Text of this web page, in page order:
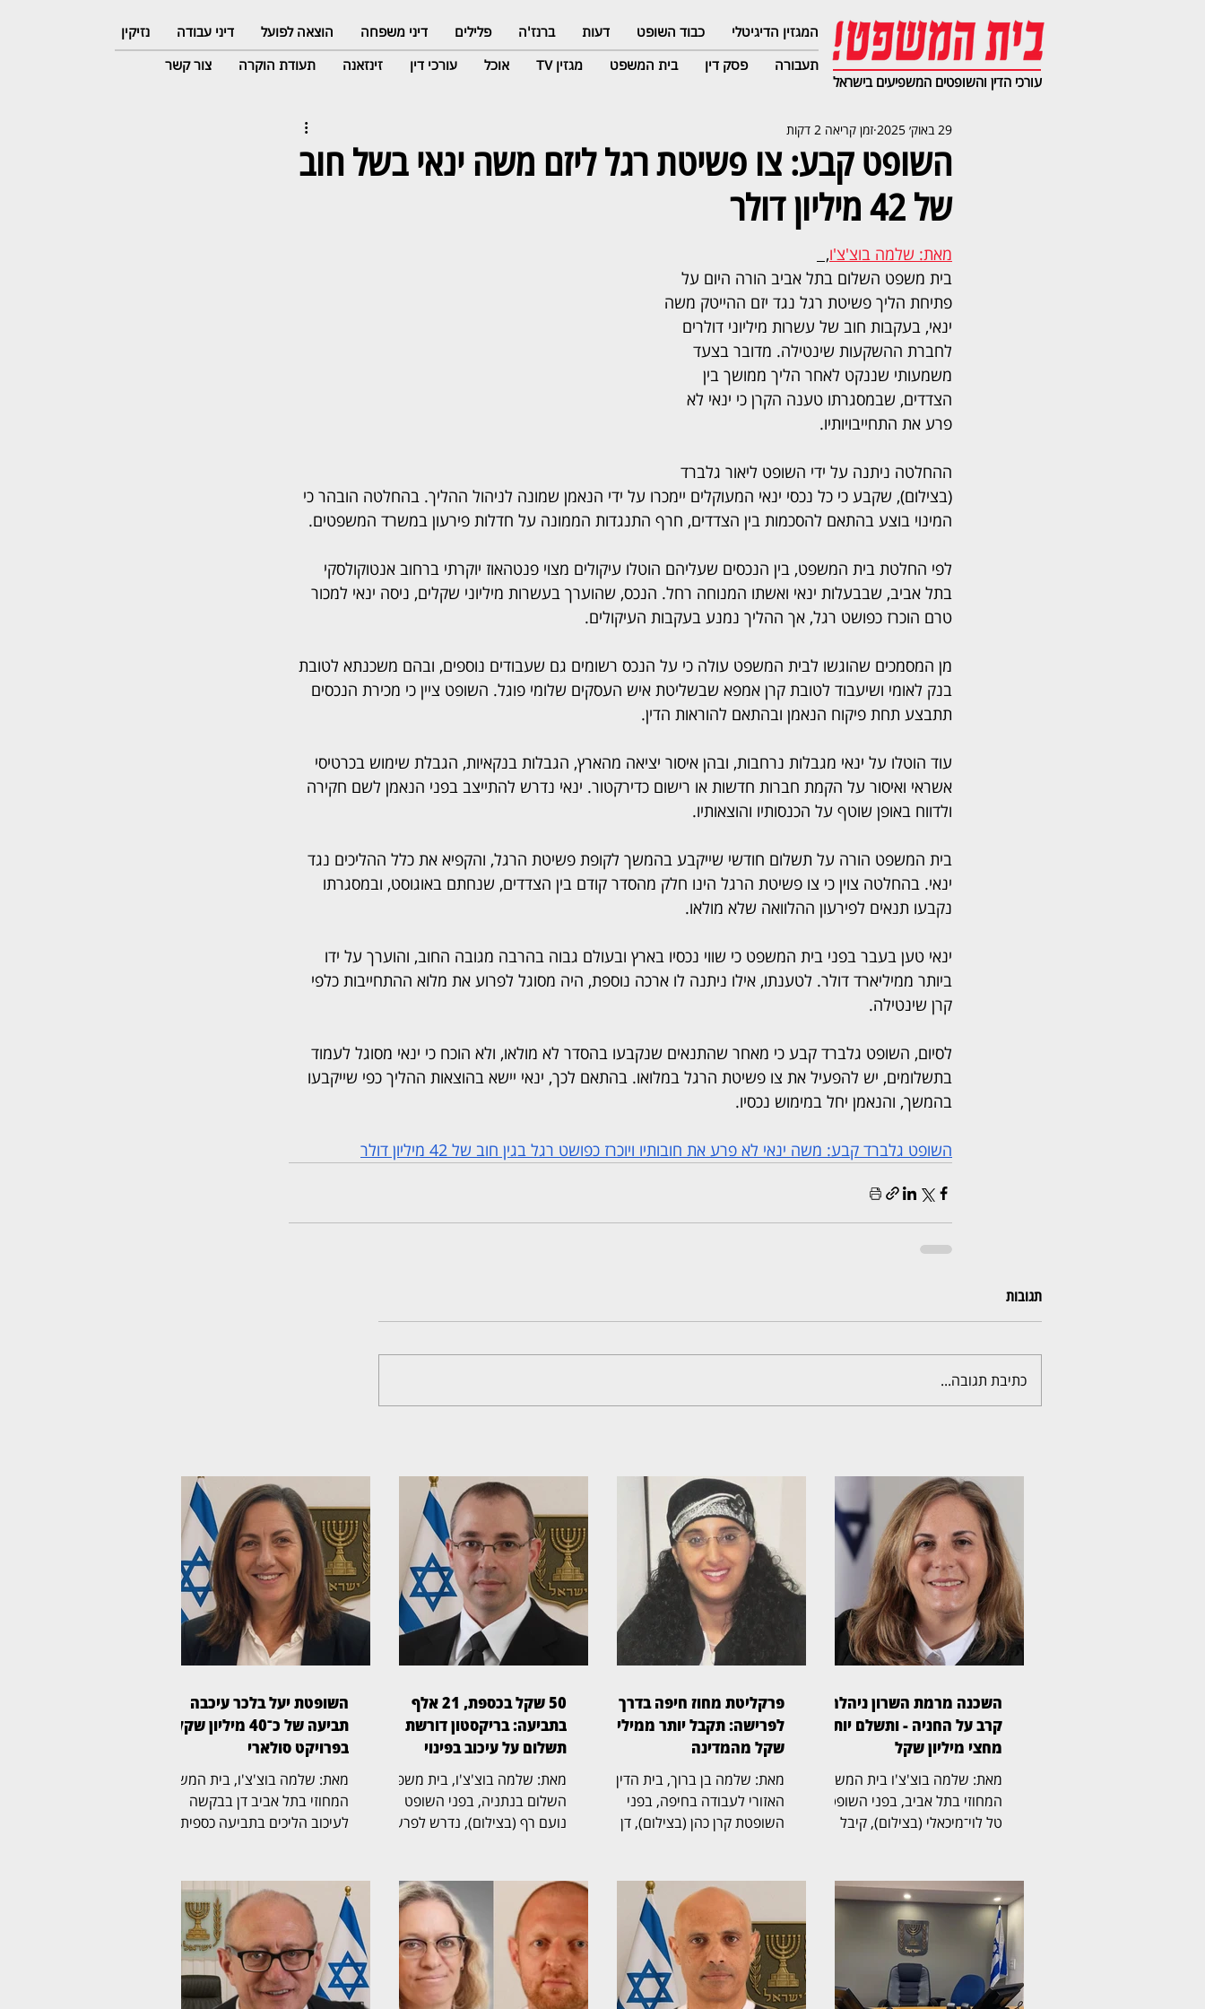
המגזין הדיגיטלי כבוד השופט דעות ברנז'ה פלילים דיני משפחה הוצאה לפועל דיני עבודה
נזיקין
תעבורה
פסק דין בית המשפט מגזין TV אוכל עורכי דין זינזאנה תעודת הוקרה צור קשר
עורכי הדין והשופטים המשפיעים בישראל
השופט קבע: צו פשיטת רגל ליזם משה ינאי בשל חוב
של 42 מיליון דולר
29 באוק׳ 2025 זמן קריאה 2 דקות
מאת: שלמה בוצ'צ'ו,
בית משפט השלום בתל אביב הורה היום על
פתיחת הליך פשיטת רגל נגד יזם ההייטק משה
ינאי, בעקבות חוב של עשרות מיליוני דולרים
לחברת ההשקעות שינטילה. מדובר בצעד
משמעותי שננקט לאחר הליך ממושך בין
הצדדים, שבמסגרתו טענה הקרן כי ינאי לא
פרע את התחייבויותיו.
ההחלטה ניתנה על ידי השופט ליאור גלברד
(בצילום), שקבע כי כל נכסי ינאי המעוקלים יימכרו על ידי הנאמן שמונה לניהול ההליך. בהחלטה הובהר כי
המינוי בוצע בהתאם להסכמות בין הצדדים, חרף התנגדות הממונה על חדלות פירעון במשרד המשפטים.
לפי החלטת בית המשפט, בין הנכסים שעליהם הוטלו עיקולים מצוי פנטהאוז יוקרתי ברחוב אנטוקולסקי
בתל אביב, שבבעלות ינאי ואשתו המנוחה רחל. הנכס, שהוערך בעשרות מיליוני שקלים, ניסה ינאי למכור
טרם הוכרז כפושט רגל, אך ההליך נמנע בעקבות העיקולים.
מן המסמכים שהוגשו לבית המשפט עולה כי על הנכס רשומים גם שעבודים נוספים, ובהם משכנתא לטובת
בנק לאומי ושיעבוד לטובת קרן אמפא שבשליטת איש העסקים שלומי פוגל. השופט ציין כי מכירת הנכסים
תתבצע תחת פיקוח הנאמן ובהתאם להוראות הדין.
עוד הוטלו על ינאי מגבלות נרחבות, ובהן איסור יציאה מהארץ, הגבלות בנקאיות, הגבלת שימוש בכרטיסי
אשראי ואיסור על הקמת חברות חדשות או רישום כדירקטור. ינאי נדרש להתייצב בפני הנאמן לשם חקירה
ולדווח באופן שוטף על הכנסותיו והוצאותיו.
בית המשפט הורה על תשלום חודשי שייקבע בהמשך לקופת פשיטת הרגל, והקפיא את כלל ההליכים נגד
ינאי. בהחלטה צוין כי צו פשיטת הרגל הינו חלק מהסדר קודם בין הצדדים, שנחתם באוגוסט, ובמסגרתו
נקבעו תנאים לפירעון ההלוואה שלא מולאו.
ינאי טען בעבר בפני בית המשפט כי שווי נכסיו בארץ ובעולם גבוה בהרבה מגובה החוב, והוערך על ידו
ביותר ממיליארד דולר. לטענתו, אילו ניתנה לו ארכה נוספת, היה מסוגל לפרוע את מלוא ההתחייבות כלפי
קרן שינטילה.
לסיום, השופט גלברד קבע כי מאחר שהתנאים שנקבעו בהסדר לא מולאו, ולא הוכח כי ינאי מסוגל לעמוד
בתשלומים, יש להפעיל את צו פשיטת הרגל במלואו. בהתאם לכך, ינאי יישא בהוצאות ההליך כפי שייקבעו
בהמשך, והנאמן יחל במימוש נכסיו.
השופט גלברד קבע: משה ינאי לא פרע את חובותיו ויוכרז כפושט רגל בגין חוב של 42 מיליון דולר
תגובות
כתיבת תגובה...
השכנה מרמת השרון ניהלה
קרב על החניה - ותשלם יותר
מחצי מיליון שקל
מאת: שלמה בוצ'צ'ו בית המשפט
המחוזי בתל אביב, בפני השופטת
טל לוי־מיכאלי (בצילום), קיבל
הדין נקבע כי החניה שבמחלוקת
שייכת לבעלי הדירה שתבעו,
ובעלת דירה אחרת בבניין חויבה
בהוצאות חריגות בסכום כולל של
525 אלף שקל. דן ואילנה
בודובסקי רכשו דירה בבניין ברחוב
פרקליטת מחוז חיפה בדרך
לפרישה: תקבל יותר ממיליון
שקל מהמדינה
מאת: שלמה בן ברוך, בית הדין
האזורי לעבודה בחיפה, בפני
השופטת קרן כהן (בצילום), דן
התפקידים הבכירים בפרקליטות
המדינה, ובמחלוקת על תנאי
הפרישה, השכר והזכויות
הפנסיוניות עם סיום כהונתה.
ההליך הסתיים בהסכמות בין
הצדדים, שקיבלו תוקף של
50 שקל בכספת, 21 אלף
בתביעה: בריקסטון דורשת
תשלום על עיכוב בפינוי
מאת: שלמה בוצ'צ'ו, בית משפט
השלום בנתניה, בפני השופט
נועם רף (בצילום), נדרש לפרשה
שטר בודד של 50 שקל,
והתגלגלה לשני הליכים משפטיים
נפרדים. בריקסטון כספות פעלה
תחילה לפינוי הכספת, ובהמשך
הגישה תביעה כספית בדרישה
לתשלום של יותר מ־21 אלף שקל.
השופטת יעל בלכר עיכבה
תביעה של כ־40 מיליון שקל
בפרויקט סולארי
מאת: שלמה בוצ'צ'ו, בית המשפט
המחוזי בתל אביב דן בבקשה
לעיכוב הליכים בתביעה כספית
נווה אור שיא אנרגיה סולארי
שותפות מוגבלת ושיא נרגיה
2020 בע"מ. בפני השופטת יעל
בלכר (בצילום) נדונה הבקשה
לעיכוב ההליכים. במוקד
המחלוקת עומדים הסכמים